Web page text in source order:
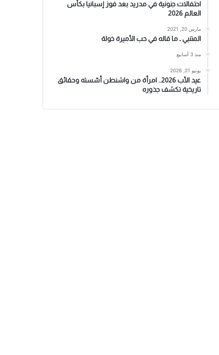
احتفالات جنونية في مدريد بعد فوز إسبانيا بكأس
العالم 2026
مارس 20, 2021
المتنبي ـ ما قاله في حب الأميرة خولة
منذ 3 أسابيع
يونيو 21, 2026
عيد الأب 2026.. امرأة من واشنطن أسّسته وحقائق
تاريخية تكشف جذوره